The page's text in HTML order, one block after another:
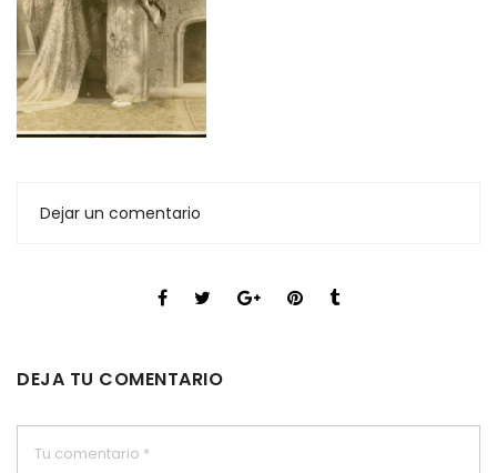
Dejar un comentario
DEJA TU COMENTARIO